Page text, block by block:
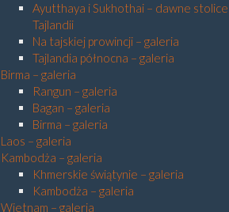
Ayutthaya i Sukhothai – dawne stolice
Tajlandii
Na tajskiej prowincji – galeria
Tajlandia północna – galeria
Birma – galeria
Rangun – galeria
Bagan – galeria
Birma – galeria
Laos – galeria
Kambodża – galeria
Khmerskie świątynie – galeria
Kambodża – galeria
Wietnam – galeria